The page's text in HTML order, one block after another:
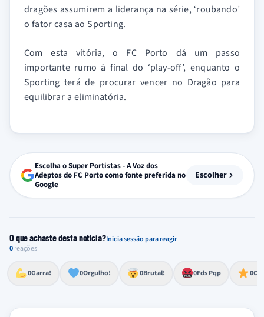
dragões assumirem a liderança na série, ‘roubando’
o fator casa ao Sporting.
Com esta vitória, o FC Porto dá um passo
importante rumo à final do ‘play-off’, enquanto o
Sporting terá de procurar vencer no Dragão para
equilibrar a eliminatória.
Escolha o Super Portistas - A Voz dos
Adeptos do FC Porto como fonte preferida no
Google
Escolher
O que achaste desta notícia?Inicia sessão para reagir
0reações
0Garra!
Esforço, determinação, aprovação forte
0Orgulho!
Lealdade, amor clubístico, sentimento profundo
0Brutal!
Impressionante, chocante, de grande impacto 0Fds Pqp
Reação de desespero, raiva, frustração ou espanto extremo 0
Excelência, destaque, o melhor